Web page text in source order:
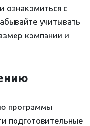
ознакомиться с
учитывать
компании и
программы
подготовительные